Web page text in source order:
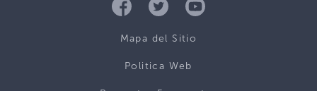
Mapa del Sitio
Politica Web